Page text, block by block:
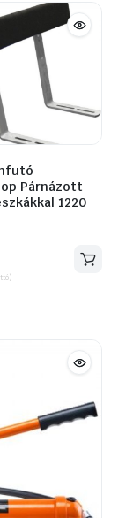
Párnázott
1220